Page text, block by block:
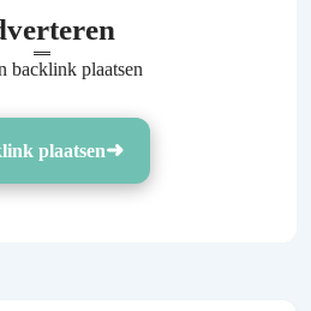
backlink plaatsen
plaatsen